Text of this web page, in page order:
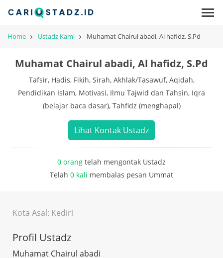
Home Ustadz Kami Muhamat Chairul abadi, Al hafidz, S.Pd
Muhamat Chairul abadi, Al hafidz, S.Pd
Tafsir, Hadis, Fikih, Sirah, Akhlak/Tasawuf, Aqidah,
Pendidikan Islam, Motivasi, Ilmu Tajwid dan Tahsin, Iqra
(belajar baca dasar), Tahfidz (menghapal)
Lihat Kontak Ustadz
0 orang telah mengontak Ustadz
Telah 0 kali membalas pesan Ummat
Kota Asal: Kediri
Profil Ustadz
Muhamat Chairul abadi